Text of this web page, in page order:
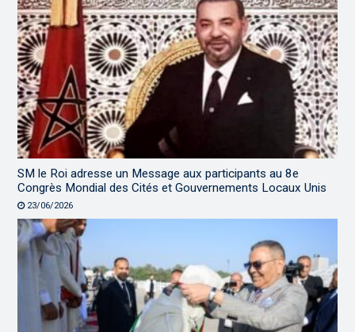
SM le Roi adresse un Message aux participants au 8e
Congrès Mondial des Cités et Gouvernements Locaux Unis
23/06/2026